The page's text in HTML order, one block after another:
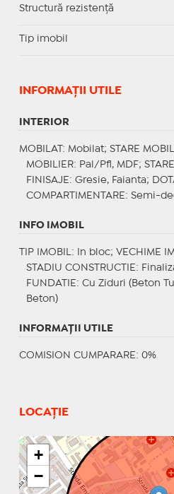
Structură rezistență
Tip imobil
INFORMAŢII UTILE
INTERIOR
MOBILAT : Mobilat; STARE
MOBILIER: Pal/Pfl, MDF;
FINISAJE : Gresie, Faianta;
COMPARTIMENTARE : Semi-
INFO IMOBIL
TIP IMOBIL : In bloc; VECHIME
STADIU CONSTRUCTIE :
FUNDATIE : Cu Ziduri (Beton
Beton)
INFORMAŢII UTILE
COMISION CUMPARARE: 0%
LOCAȚIE
+
−